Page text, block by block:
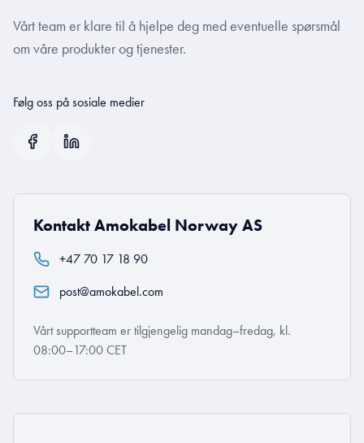
Vårt team er klare til å hjelpe deg med eventuelle spørsmål
om våre produkter og tjenester.
Følg oss på sosiale medier
Kontakt Amokabel Norway AS
+47 70 17 18 90
post@amokabel.com
Vårt supportteam er tilgjengelig mandag–fredag, kl.
08:00–17:00 CET